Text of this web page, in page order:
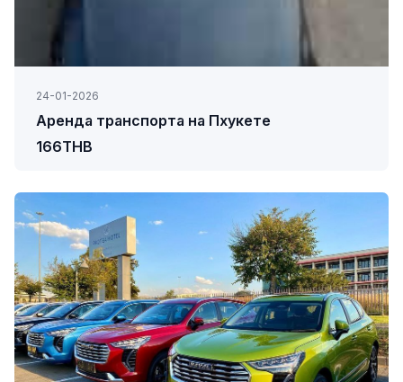
24-01-2026
Аренда транспорта на Пхукете
166THB